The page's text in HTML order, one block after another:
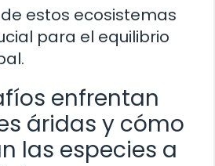
estos ecosistemas
para el equilibrio
enfrentan
áridas y cómo
las especies a